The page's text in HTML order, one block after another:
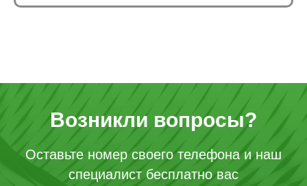
Возникли вопросы?
Оставьте номер своего телефона и наш
специалист бесплатно вас